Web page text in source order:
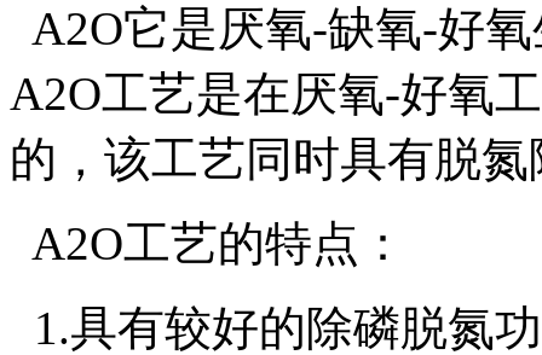
A2O它是厌氧-缺氧-好
A2O工艺是在厌氧-好氧
的，该工艺同时具有脱
A2O工艺的特点：
1.具有较好的除磷脱氮